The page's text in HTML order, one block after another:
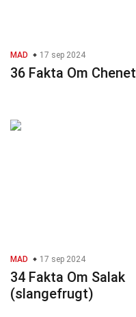
MAD 17 sep 2024
36 Fakta Om Chenet
MAD 17 sep 2024
34 Fakta Om Salak
(slangefrugt)